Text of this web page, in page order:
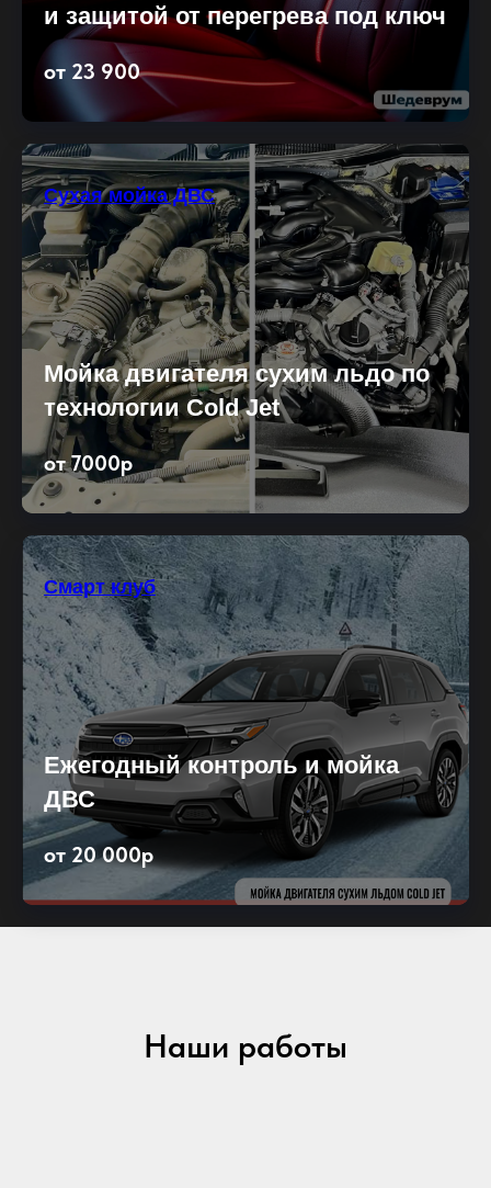
и защитой от перегрева под ключ
от 23 900
Сухая мойка ДВС
Мойка двигателя сухим льдо по
технологии Cold Jet
от 7000р
Смарт клуб
Ежегодный контроль и мойка
ДВС
от 20 000р
Наши работы